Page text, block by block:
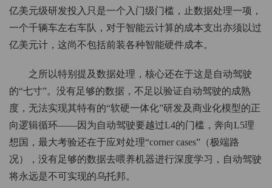
亿美元级研发投入只是一个入门级门槛，止数据处理一项，
一个千辆车左右车队，对于智能云计算的成本支出亦须以过
亿美元计，这尚不包括前装各种智能硬件成本。
之所以特别提及数据处理，核心还在于这是自动驾驶
的“七寸”。没有足够的数据，不足以验证自动驾驶的成熟
度，无法实现其特有的“软硬一体化”研发及商业化模型的正
向逻辑循环——因为自动驾驶要越过L4的门槛，奔向L5理
想国，最大考验还在于应对处理“corner cases”（极端路
况），没有足够的数据去喂养机器进行深度学习，自动驾驶
将永远是不可实现的乌托邦。